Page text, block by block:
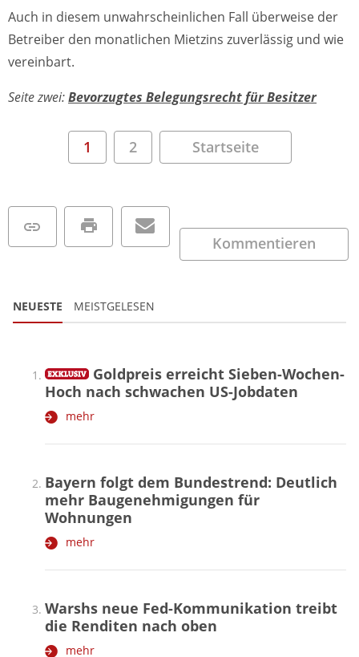
Auch in diesem unwahrscheinlichen Fall überweise der
Betreiber den monatlichen Mietzins zuverlässig und wie
vereinbart.
Seite zwei:Bevorzugtes Belegungsrecht für Besitzer
1 2 Startseite
Kommentieren
NEUESTE MEISTGELESEN
Goldpreis erreicht Sieben-Wochen-
Hoch nach schwachen US-Jobdaten
mehr
Bayern folgt dem Bundestrend: Deutlich
mehr Baugenehmigungen für
Wohnungen
mehr
Warshs neue Fed-Kommunikation treibt
die Renditen nach oben
mehr